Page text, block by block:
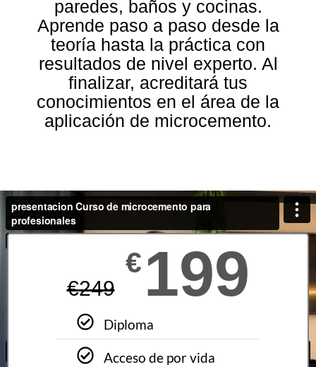
paredes, baños y cocinas.
Aprende paso a paso desde la
teoría hasta la práctica con
resultados de nivel experto. Al
finalizar, acreditará tus
conocimientos en el área de la
aplicación de microcemento.
€249
€199
Diploma
Acceso de por vida